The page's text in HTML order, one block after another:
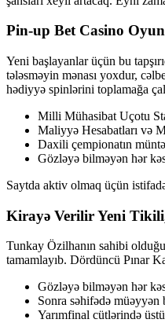
Pin-up Bet Casino
Yeni başlayanlar üçün bu
tələsməyin mənası yoxdur,
hədiyyə spinlərini toplamağa
Milli Mühasibat Uçotu
Maliyyə Hesabatları və
Daxili çempionatın
Gözləyə bilməyən hər
Saytda aktiv olmaq üçün
Kirayə Verilir Yeni
Tunkay Özilhanın sahibi
tamamlayıb. Dördüncü Pınar
Gözləyə bilməyən hər
Sonra səhifədə
Yarımfinal cütlərində